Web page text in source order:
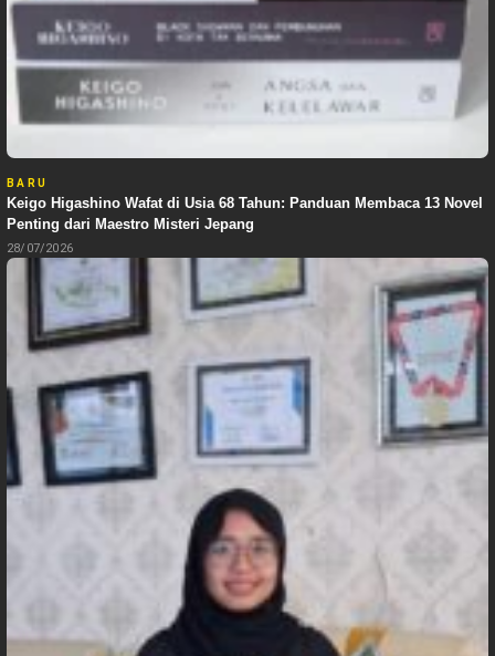
BARU
Keigo Higashino Wafat di Usia 68 Tahun: Panduan Membaca 13 Novel
Penting dari Maestro Misteri Jepang
28/07/2026